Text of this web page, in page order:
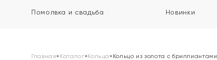
Помолвка и свадьба Новинки
Главная» Каталог»Кольца » Кольцо из золота с бриллиантами